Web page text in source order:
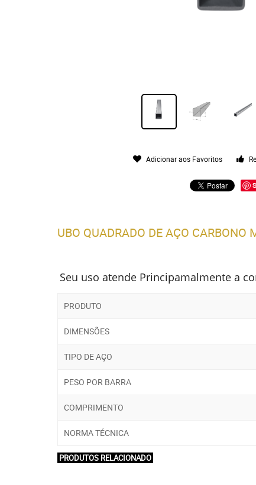
Adicionar aos Favoritos
UBO QUADRADO DE AÇO CARBONO
Seu uso atende Principamalmente a
PRODUTO
DIMENSÕES
TIPO DE AÇO
PESO POR BARRA
COMPRIMENTO
NORMA TÉCNICA
PRODUTOS RELACIONADO